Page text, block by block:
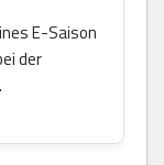
E-Saison
der